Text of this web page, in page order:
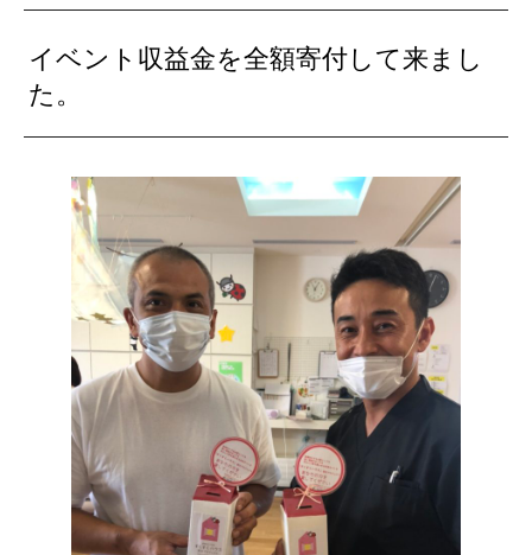
イベント収益金を全額寄付して来まし
た。